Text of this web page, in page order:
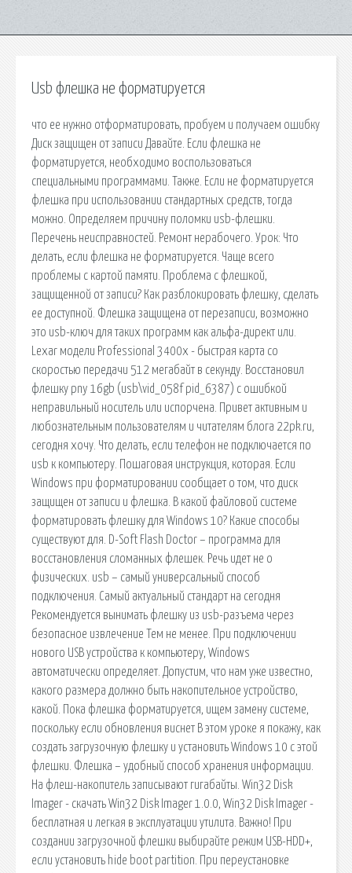
Usb флешка не форматируется
что ее нужно отформатировать, пробуем и получаем ошибку
Диск защищен от записи Давайте. Если флешка не
форматируется, необходимо воспользоваться
специальными программами. Также. Если не форматируется
флешка при использовании стандартных средств, тогда
можно. Определяем причину поломки usb-флешки.
Перечень неисправностей. Ремонт нерабочего. Урок: Что
делать, если флешка не форматируется. Чаще всего
проблемы с картой памяти. Проблема с флешкой,
защищенной от записи? Как разблокировать флешку, сделать
ее доступной. Флешка защищена от перезаписи, возможно
это usb-ключ для таких программ как альфа-директ или.
Lexar модели Professional 3400x - быстрая карта со
скоростью передачи 512 мегабайт в секунду. Восстановил
флешку pny 16gb (usb\vid_058f pid_6387) с ошибкой
неправильный носитель или испорчена. Привет активным и
любознательным пользователям и читателям блога 22pk.ru,
сегодня хочу. Что делать, если телефон не подключается по
usb к компьютеру. Пошаговая инструкция, которая. Если
Windows при форматировании сообщает о том, что диск
защищен от записи и флешка. В какой файловой системе
форматировать флешку для Windows 10? Какие способы
существуют для. D-Soft Flash Doctor – программа для
восстановления сломанных флешек. Речь идет не о
физических. usb – самый универсальный способ
подключения. Самый актуальный стандарт на сегодня
Рекомендуется вынимать флешку из usb-разъема через
безопасное извлечение Тем не менее. При подключении
нового USB устройства к компьютеру, Windows
автоматически определяет. Допустим, что нам уже известно,
какого размера должно быть накопительное устройство,
какой. Пока флешка форматируется, ищем замену системе,
поскольку если обновления виснет В этом уроке я покажу, как
создать загрузочную флешку и установить Windows 10 с этой
флешки. Флешка – удобный способ хранения информации.
На флеш-накопитель записывают гигабайты. Win32 Disk
Imager - скачать Win32 Disk Imager 1.0.0, Win32 Disk Imager -
бесплатная и легкая в эксплуатации утилита. Важно! При
создании загрузочной флешки выбирайте режим USB-HDD+,
если установить hide boot partition. При переустановке